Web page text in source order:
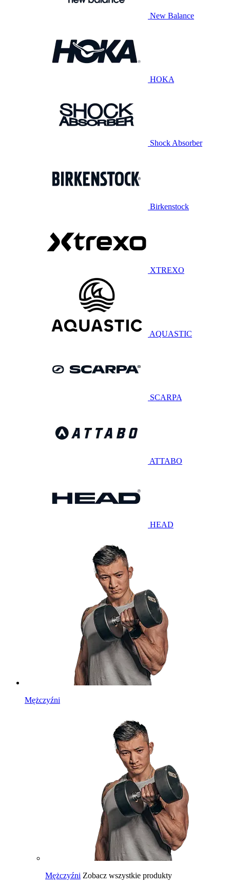
New Balance
HOKA
Shock Absorber
Birkenstock
XTREXO
AQUASTIC
SCARPA
ATTABO
HEAD
Mężczyźni
Mężczyźni Zobacz wszystkie produkty